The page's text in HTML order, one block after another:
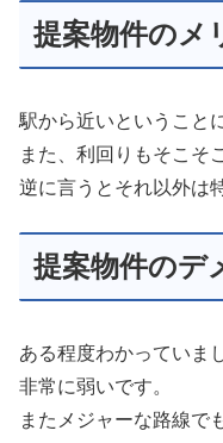
提案物件のメ
駅から近いということ
また、利回りもそこそ
逆に言うとそれ以外は
提案物件のデ
ある程度わかっていま
非常に弱いです。
またメジャーな路線で